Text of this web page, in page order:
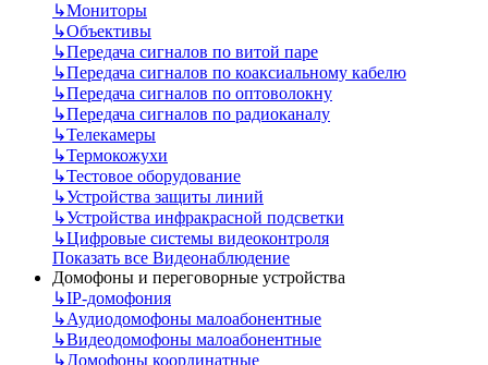
↳Мониторы
↳Объективы
↳Передача сигналов по витой паре
↳Передача сигналов по коаксиальному кабелю
↳Передача сигналов по оптоволокну
↳Передача сигналов по радиоканалу
↳Телекамеры
↳Термокожухи
↳Тестовое оборудование
↳Устройства защиты линий
↳Устройства инфракрасной подсветки
↳Цифровые системы видеоконтроля
Показать все Видеонаблюдение
Домофоны и переговорные устройства
↳IP-домофония
↳Аудиодомофоны малоабонентные
↳Видеодомофоны малоабонентные
↳Домофоны координатные